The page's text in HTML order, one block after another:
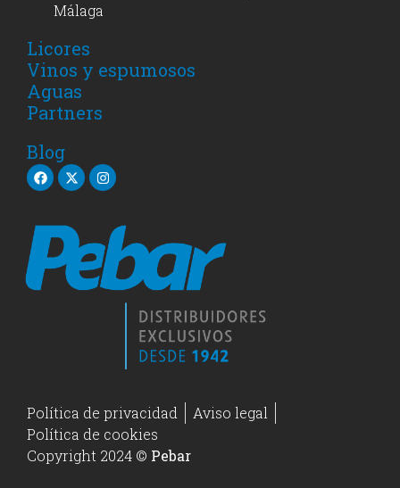
Málaga
Licores
Vinos y espumosos
Aguas
Partners
Blog
Política de privacidad
Aviso legal
Política de cookies
Copyright 2024 © Pebar